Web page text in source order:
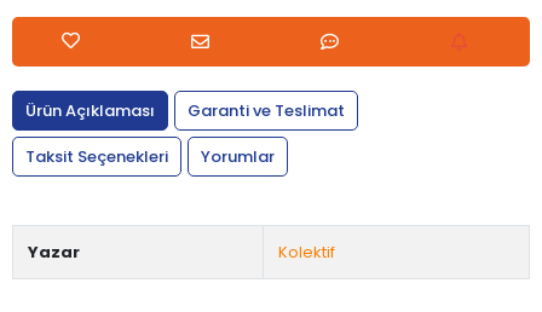
Ürün Açıklaması
Garanti ve Teslimat
Taksit Seçenekleri
Yorumlar
Yazar Kolektif